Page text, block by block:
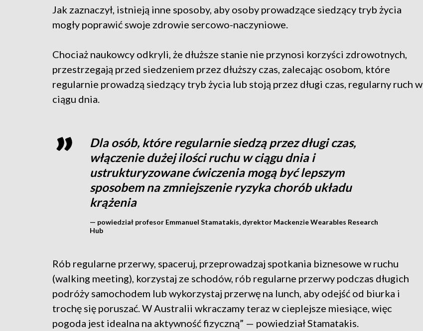
Jak zaznaczył, istnieją inne sposoby, aby osoby prowadzące siedzący tryb życia
mogły poprawić swoje zdrowie sercowo-naczyniowe.
Chociaż naukowcy odkryli, że dłuższe stanie nie przynosi korzyści zdrowotnych,
przestrzegają przed siedzeniem przez dłuższy czas, zalecając osobom, które
regularnie prowadzą siedzący tryb życia lub stoją przez długi czas, regularny ruch w
ciągu dnia.
Dla osób, które regularnie siedzą przez długi czas,
włączenie dużej ilości ruchu w ciągu dnia i
ustrukturyzowane ćwiczenia mogą być lepszym
sposobem na zmniejszenie ryzyka chorób układu
krążenia
— powiedział profesor Emmanuel Stamatakis, dyrektor Mackenzie Wearables Research
Hub
Rób regularne przerwy, spaceruj, przeprowadzaj spotkania biznesowe w ruchu
(walking meeting), korzystaj ze schodów, rób regularne przerwy podczas długich
podróży samochodem lub wykorzystaj przerwę na lunch, aby odejść od biurka i
trochę się poruszać. W Australii wkraczamy teraz w cieplejsze miesiące, więc
pogoda jest idealna na aktywność fizyczną” — powiedział Stamatakis.